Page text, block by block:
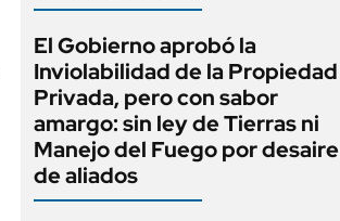
El Gobierno aprobó la
Inviolabilidad de la Propiedad
Privada, pero con sabor
amargo: sin ley de Tierras ni
Manejo del Fuego por desaire
de aliados